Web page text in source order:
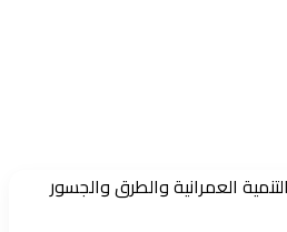
العمرانية والطرق والجسور